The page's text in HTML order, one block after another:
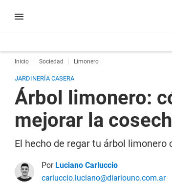
Inicio Sociedad Limonero
JARDINERÍA CASERA
Árbol limonero:
mejorar la
El hecho de regar tu árbol
Por Luciano Carluccio
carluccio.luciano@diariouno.com.ar